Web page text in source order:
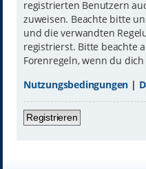
registrierten Benutzern
zuweisen. Beachte bitte
und die verwandten
registrierst. Bitte beachte
Forenregeln, wenn du
Nutzungsbedingungen |
Registrieren